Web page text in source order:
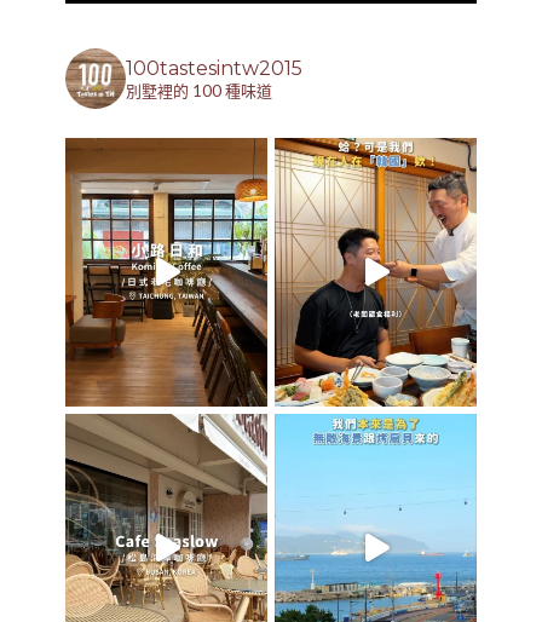
100tastesintw2015
別墅裡的 100 種味道